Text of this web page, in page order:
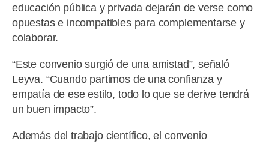
educación pública y privada dejarán de verse como
opuestas e incompatibles para complementarse y
colaborar.
“Este convenio surgió de una amistad”, señaló
Leyva. “Cuando partimos de una confianza y
empatía de ese estilo, todo lo que se derive tendrá
un buen impacto”.
Además del trabajo científico, el convenio